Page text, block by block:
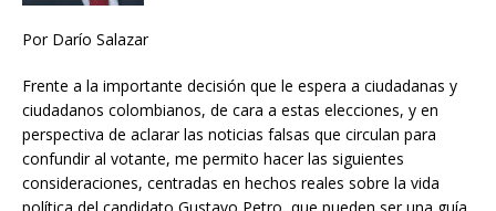
Por Darío Salazar
Frente a la importante decisión que le espera a ciudadanas y
ciudadanos colombianos, de cara a estas elecciones, y en
perspectiva de aclarar las noticias falsas que circulan para
confundir al votante, me permito hacer las siguientes
consideraciones, centradas en hechos reales sobre la vida